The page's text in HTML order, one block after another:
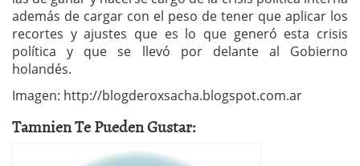
además de cargar con el peso de tener que aplicar los
recortes y ajustes que es lo que generó esta crisis
política y que se llevó por delante al Gobierno
holandés.
Imagen: http://blogderoxsacha.blogspot.com.ar
Tamnien Te Pueden Gustar: